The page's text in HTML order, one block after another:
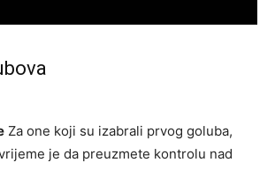
Za one koji su izabrali prvog goluba,
je da preuzmete kontrolu nad